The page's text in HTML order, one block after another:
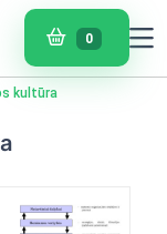
0
kultūra